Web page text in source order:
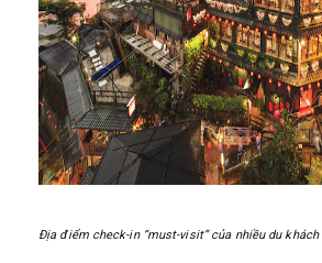
Địa điểm check-in “must-visit” của nhiều du